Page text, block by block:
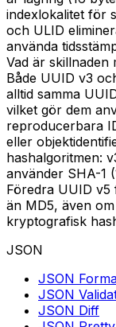
indexlokalitet för
och ULID
använda
Vad är skillnaden
Både UUID v3
alltid samma
vilket gör dem
reproducerbara
eller
hashalgoritmen:
använder SHA-1
Föredra UUID
än MD5, även
kryptografisk
JSON
JSON
JSON
JSON Diff